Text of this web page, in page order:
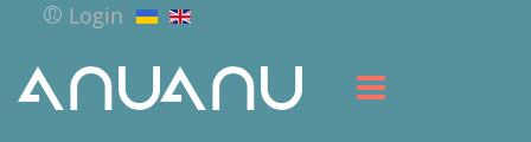
Login